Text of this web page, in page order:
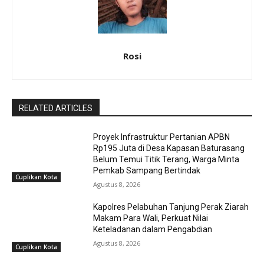
Rosi
RELATED ARTICLES
Cuplikan Kota
Proyek Infrastruktur Pertanian APBN
Rp195 Juta di Desa Kapasan Baturasang
Belum Temui Titik Terang, Warga Minta
Pemkab Sampang Bertindak
Agustus 8, 2026
Cuplikan Kota
Kapolres Pelabuhan Tanjung Perak Ziarah
Makam Para Wali, Perkuat Nilai
Keteladanan dalam Pengabdian
Agustus 8, 2026